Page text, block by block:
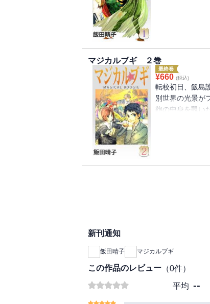
マジカルブギ ２巻
最終巻
¥660 (税込)
転校初日、飯島
別世界の光景が
鞄の中身を覗い
繋がってしまい
新刊通知
飯田晴子 マジカルブギ
この作品のレビュー （0件）
平均 --